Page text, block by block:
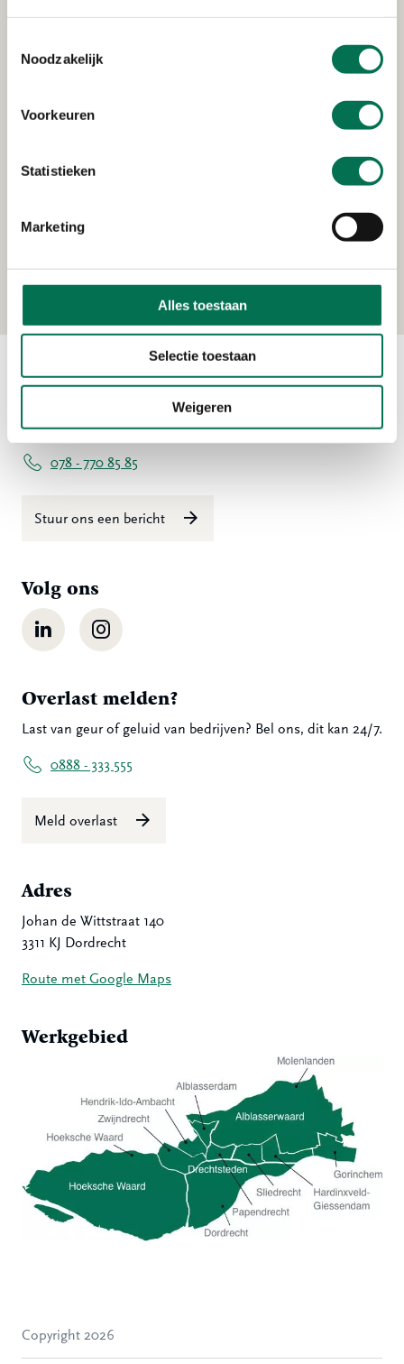
Noodzakelijk
Voorkeuren
Statistieken
Marketing
Alles toestaan
Selectie toestaan
Weigeren
P.W. en A.P. Van den Hoek
Verleend
FrieslandCampina Nederland
B.V.
Lageweg 4, 3299 AL Maasdam
Ma t/m vr 08:00 tot 16:30 uur
078 - 770 85 85
Stuur ons een bericht
Volg ons
LinkedIn Instagram
Overlast melden?
Last van geur of geluid van bedrijven? Bel ons, dit kan 24/7.
0888 - 333 555
Meld overlast
Adres
Johan de Wittstraat 140
3311 KJ Dordrecht
Route met Google Maps
Werkgebied
Molenlanden
Copyright 2026